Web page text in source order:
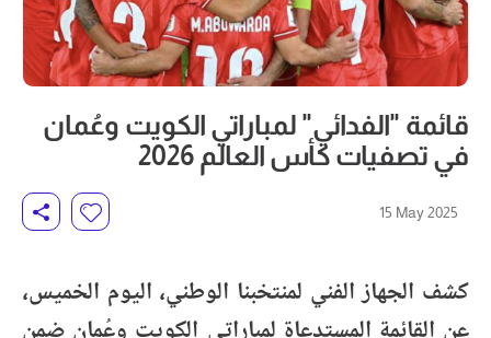
قائمة "الفدائي" لمباراتي الكويت وعُمان
في تصفيات كأس العالم 2026
15 May 2025
كشف الجهاز الفني لمنتخبنا الوطني، اليوم الخميس،